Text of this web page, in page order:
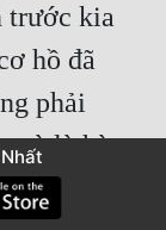
trước kia
hồ đã
phải
mà là hào
không lưu